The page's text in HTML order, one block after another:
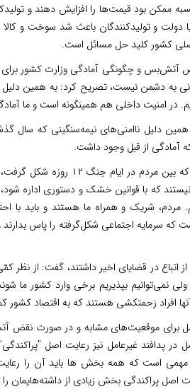
ممکن بود قیمت‌ها را افزایش دهند و
دولت و تولیدکنندگان باعث شد سوخت و
کشور کلید حل مسائل است.
و چگونگی آمادگی وزارت کشور برای
دشمن نیست، تصریح کرد: به همین دلیل
در امنیت داخلی هم همینگونه است و ما
همین دلیل ناامنی‌های نیمه‌سنگینی که
آمادگی از قبل وجود داشت.
وزیر کشور همچنین با اشاره به همدلی و
نیستند که با قوانین خشک و دستوری اداره
مردم، شریک و همراه ما هستند و باید با
سرمایه اجتماعی شکل‌گرفته را پاس
در قضایای اخیر داشتند، گفت: از نظر
نمی‌توانیم بپذیریم برخی وارد کشور ما
افراد زحمتکشی هستند که به اقتصاد کشور
برای موقعیت‌های مشابه و در صورت
در پدافند غیرعامل نیز رعایت اصل
مهمی است که همه بخش ها باید آن را
اصل پراکندگی بخش زیادی از داشته‌هایمان